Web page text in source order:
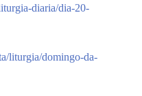
diaria/dia-20-
liturgia/domingo-da-